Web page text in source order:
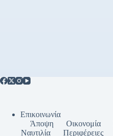
Επικοινωνία
Άποψη
Οικονομία
Ναυτιλία
Περιφέρειες